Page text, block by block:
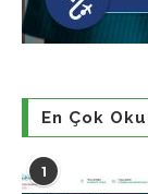
En Çok
1